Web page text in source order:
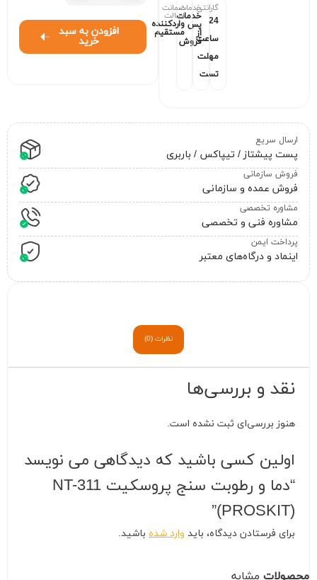
گارانتی
24
ساعت
مهلت
تست
خدمات
خدمات
پس
از
فروش
ضمانت
اصالت
واردکننده
مستقیم افزودن به سبد
خرید
ارسال سریع
پست پیشتاز / تیپاکس / باربری
فروش سازمانی
فروش عمده و سازمانی
مشاوره تخصصی
مشاوره فنی و تخصصی
پرداخت ایمن
اینماد و درگاه‌های معتبر
نظرات (0)
نقد و بررسی‌ها
هنوز بررسی‌ای ثبت نشده است.
اولین کسی باشید که دیدگاهی می نویسد
“دما و رطوبت سنج پروسکیت NT-311
(PROSKIT)”
برای فرستادن دیدگاه، باید وارد شده باشید.
محصولات مشابه